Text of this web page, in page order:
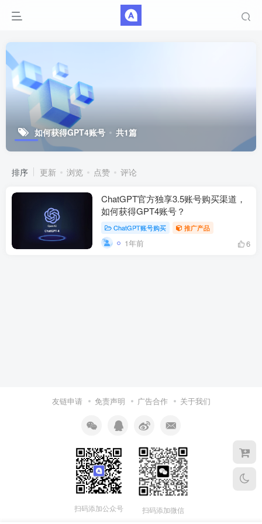
如何获得GPT4账号 共1篇
排序 更新 浏览 点赞 评论
ChatGPT官方独享3.5账号购买渠道，
如何获得GPT4账号？
ChatGPT账号购买 推广产品
1年前 6
友链申请 免责声明 广告合作 关于我们
扫码添加公众号 扫码添加微信